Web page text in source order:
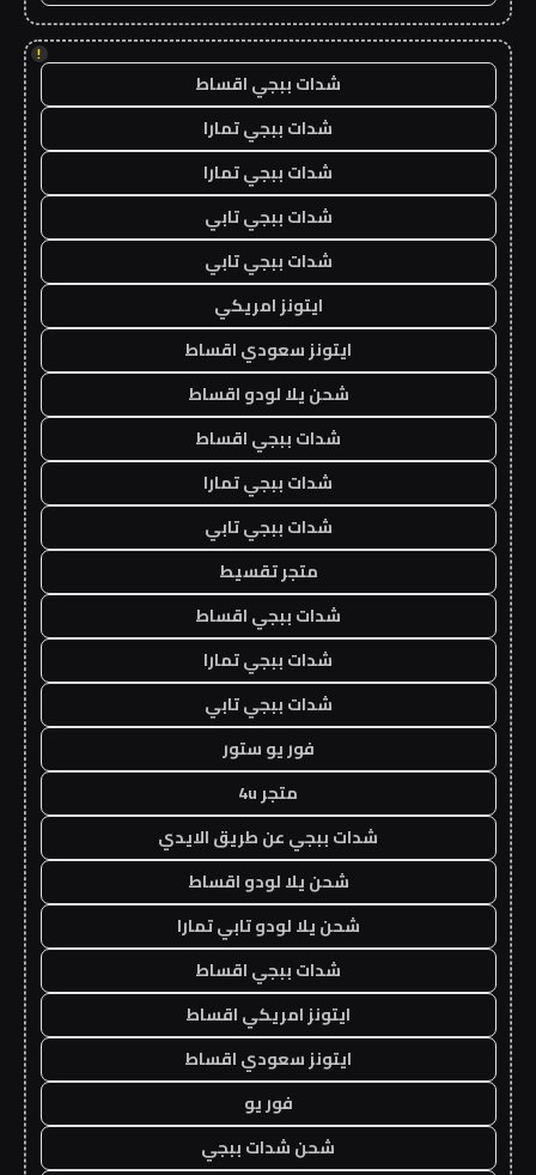
!
شدات ببجي اقساط
شدات ببجي تمارا
شدات ببجي تمارا
شدات ببجي تابي
شدات ببجي تابي
ايتونز امريكي
ايتونز سعودي اقساط
شحن يلا لودو اقساط
شدات ببجي اقساط
شدات ببجي تمارا
شدات ببجي تابي
متجر تقسيط
شدات ببجي اقساط
شدات ببجي تمارا
شدات ببجي تابي
فور يو ستور
متجر 4u
شدات ببجي عن طريق الايدي
شحن يلا لودو اقساط
شحن يلا لودو تابي تمارا
شدات ببجي اقساط
ايتونز امريكي اقساط
ايتونز سعودي اقساط
فور يو
شحن شدات ببجي